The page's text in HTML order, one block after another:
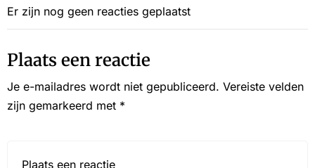
Er zijn nog geen reacties geplaatst
Plaats een reactie
Je e-mailadres wordt niet gepubliceerd. Vereiste velden
zijn gemarkeerd met *